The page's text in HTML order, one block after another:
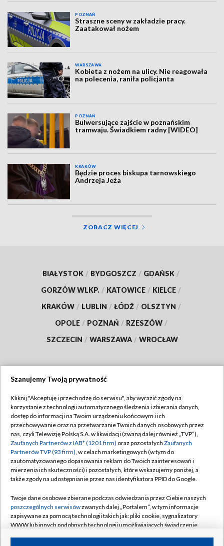
POZNAŃ
Straszne sceny w zakładzie pracy.
Zaatakował nożem
WARSZAWA
Kobieta z nożem na ulicy. Nie reagowała
na polecenia, raniła policjanta
POZNAŃ
Bulwersujące zajście w poznańskim
tramwaju. Świadkiem radny [WIDEO]
KRAKÓW
Będzie proces biskupa tarnowskiego
Andrzeja Jeża
ZOBACZ WIĘCEJ
BIAŁYSTOK / BYDGOSZCZ / GDAŃSK /
GORZÓW WLKP. / KATOWICE / KIELCE /
KRAKÓW / LUBLIN / ŁÓDŹ / OLSZTYN /
OPOLE / POZNAŃ / RZESZÓW /
SZCZECIN / WARSZAWA / WROCŁAW
TVP
Abonament TVP
Emisja w TVP
Centrum informacji TVP
Naziemna Telewizja Cyfrowa
Rada Programowa
System NOS
Informacje o nadawcy
Regulamin TVP
Polityka prywatności
Moje zgody
Pomoc
Kontakt
Kanały
Szanujemy Twoją prywatność
Kliknij "Akceptuję i przechodzę do serwisu", aby wyrazić zgody na
korzystanie z technologii automatycznego śledzenia i zbierania danych,
dostęp do informacji na Twoim urządzeniu końcowym i ich
przechowywanie oraz na przetwarzanie Twoich danych osobowych przez
nas, czyli Telewizję Polską S.A. w likwidacji (zwaną dalej również „TVP”),
Zaufanych Partnerów z IAB* (1201 firm) oraz pozostałych Zaufanych
Partnerów TVP (93 firm), w celach marketingowych (w tym do
zautomatyzowanego dopasowania reklam do Twoich zainteresowań i
mierzenia ich skuteczności) i pozostałych, które wskazujemy poniżej, a
także zgody na udostępnianie przez nas identyfikatora PPID do Google.
Twoje dane osobowe zbierane podczas odwiedzania przez Ciebie naszych
poszczególnych serwisówzwanych dalej „Portalem”, w tym informacje
zapisywane za pomocą technologii takich jak: pliki cookie, sygnalizatory
WWW lub innych podobnych technologii umożliwiających świadczenie